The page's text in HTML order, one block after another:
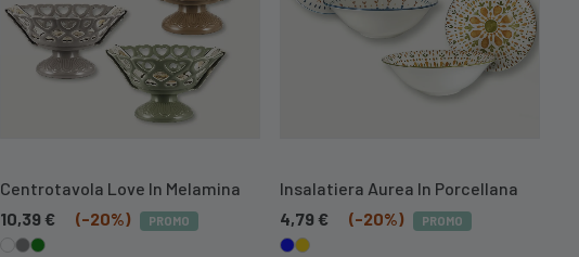
Centrotavola Love In Melamina
10,39 € (-20%) PROMO
Insalatiera Aurea In Porcellana
4,79 € (-20%) PROMO